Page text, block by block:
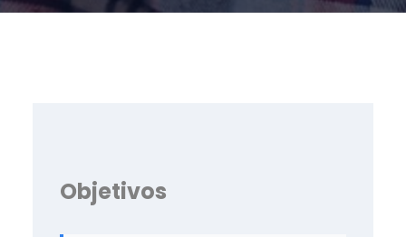
Objetivos